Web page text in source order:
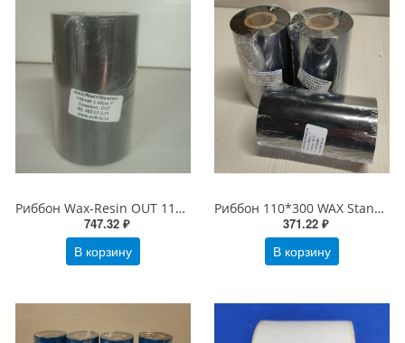
Риббон Wax-Resin OUT 110мм*300м*1" втулка 110 Черный (Black) (WAX RESIN 110*300)
747.32 ₽
В корзину
Риббон 110*300 WAX Standart втулка 1" OUT (110мм*300м/1"-110 OUT)
371.22 ₽
В корзину